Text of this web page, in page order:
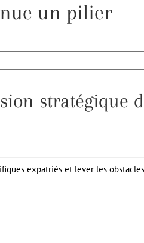
un pilier
stratégique
expatriés et lever les